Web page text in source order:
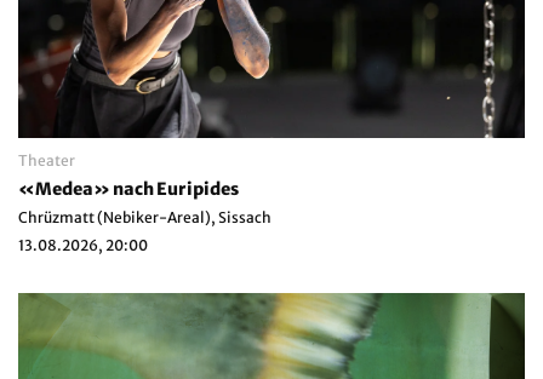
Theater
«Medea» nach Euripides
Chrüzmatt (Nebiker-Areal), Sissach
13.08.2026, 20:00